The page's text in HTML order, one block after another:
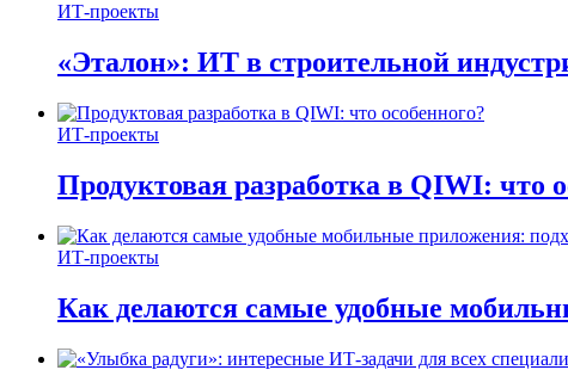
ИТ-проекты
«Эталон»: ИТ в строительной
ИТ-проекты
Продуктовая разработка в QIWI: что
ИТ-проекты
Как делаются самые удобные